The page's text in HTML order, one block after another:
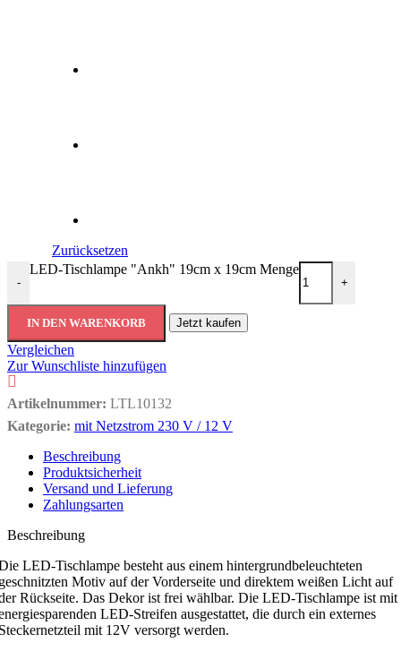
Zurücksetzen
-
LED-Tischlampe "Ankh" 19cm x 19cm Menge
+
IN DEN WARENKORB Jetzt kaufen
Vergleichen
Zur Wunschliste hinzufügen
Artikelnummer: LTL10132
Kategorie: mit Netzstrom 230 V / 12 V
Beschreibung
Produktsicherheit
Versand und Lieferung
Zahlungsarten
Beschreibung
LED-Tischlampe besteht aus einem hintergrundbeleuchteten
Motiv auf der Vorderseite und direktem weißen Licht auf
Rückseite. Das Dekor ist frei wählbar. Die LED-Tischlampe ist mit
LED-Streifen ausgestattet, die durch ein externes
mit 12V versorgt werden.